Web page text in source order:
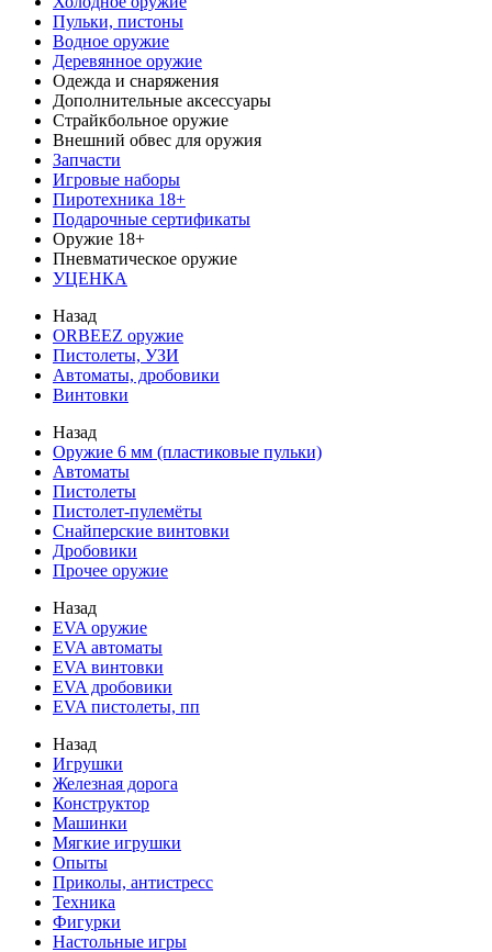
Пульки, пистоны
Водное оружие
Деревянное оружие
Одежда и снаряжения
Дополнительные аксессуары
Страйкбольное оружие
Внешний обвес для оружия
Запчасти
Игровые наборы
Пиротехника 18+
Подарочные сертификаты
Оружие 18+
Пневматическое оружие
УЦЕНКА
Назад
ORBEEZ оружие
Пистолеты, УЗИ
Автоматы, дробовики
Винтовки
Назад
Оружие 6 мм (пластиковые пульки)
Автоматы
Пистолеты
Пистолет-пулемёты
Снайперские винтовки
Дробовики
Прочее оружие
Назад
EVA оружие
EVA автоматы
EVA винтовки
EVA дробовики
EVA пистолеты, пп
Назад
Игрушки
Железная дорога
Конструктор
Машинки
Мягкие игрушки
Опыты
Приколы, антистресс
Техника
Фигурки
Настольные игры